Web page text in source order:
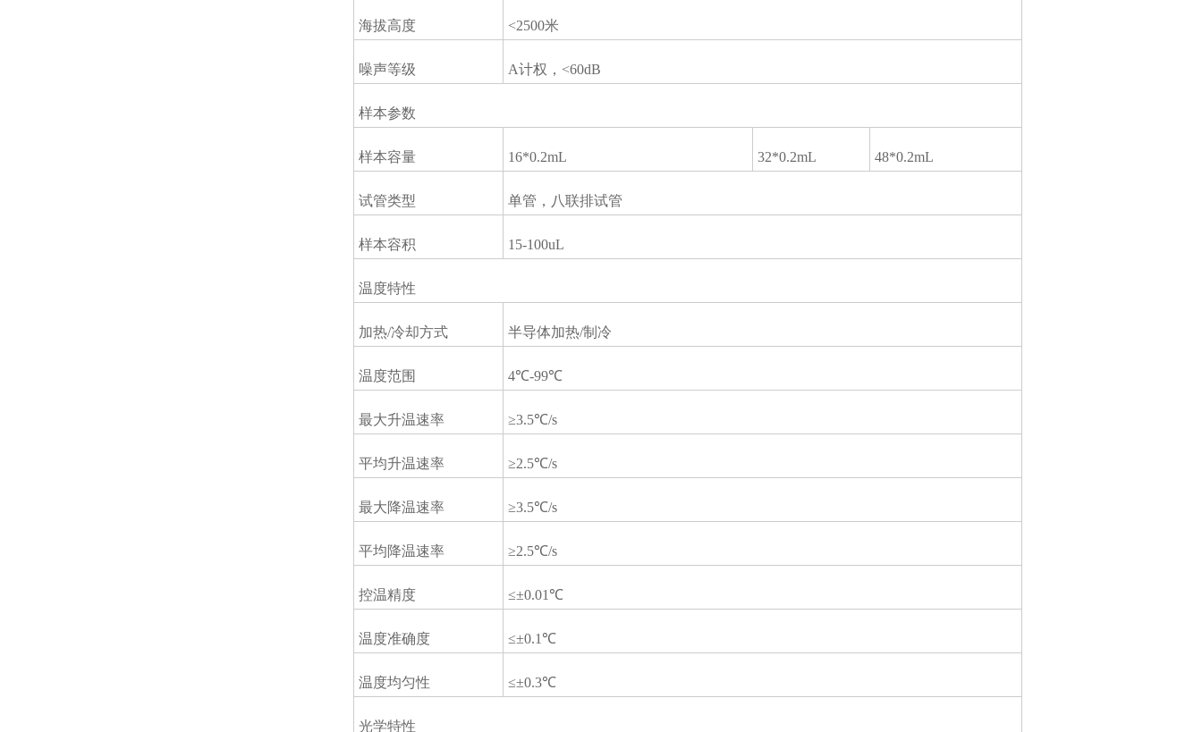
海拔高度 <2500米
噪声等级 A计权，<60dB
样本参数
样本容量 16*0.2mL 32*0.2mL 48*0.2mL
试管类型 单管，八联排试管
样本容积 15-100uL
温度特性
加热/冷却方式 半导体加热/制冷
温度范围 4℃-99℃
最大升温速率 ≥3.5℃/s
平均升温速率 ≥2.5℃/s
最大降温速率 ≥3.5℃/s
平均降温速率 ≥2.5℃/s
控温精度 ≤±0.01℃
温度准确度 ≤±0.1℃
温度均匀性 ≤±0.3℃
光学特性